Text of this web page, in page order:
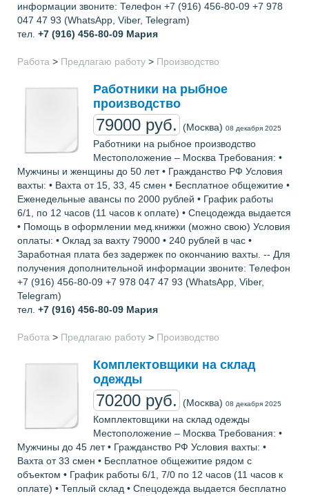
информации звоните: Телефон +7 (916) 456-80-09 +7 978
047 47 93 (WhatsApp, Viber, Telegram)
тел. +7 (916) 456-80-09 Мария
Работа > Предлагаю работу > Производство
Работники на рыбное
производство
79000 руб. (Москва) 08 декабря 2025
Работники на рыбное производство
Местоположение – Москва Требования: •
Мужчины и женщины до 50 лет • Гражданство РФ Условия
вахты: • Вахта от 15, 33, 45 смен • Бесплатное общежитие •
Еженедельные авансы по 2000 рублей • График работы
6/1, по 12 часов (11 часов к оплате) • Спецодежда выдается
• Помощь в оформлении мед.книжки (можно свою) Условия
оплаты: • Оклад за вахту 79000 • 240 рублей в час •
Заработная плата без задержек по окончанию вахты. -- Для
получения дополнительной информации звоните: Телефон
+7 (916) 456-80-09 +7 978 047 47 93 (WhatsApp, Viber,
Telegram)
тел. +7 (916) 456-80-09 Мария
Работа > Предлагаю работу > Производство
Комплектовщики на склад
одежды
70200 руб. (Москва) 08 декабря 2025
Комплектовщики на склад одежды
Местоположение – Москва Требования: •
Мужчины до 45 лет • Гражданство РФ Условия вахты: •
Вахта от 33 смен • Бесплатное общежитие рядом с
объектом • График работы 6/1, 7/0 по 12 часов (11 часов к
оплате) • Теплый склад • Спецодежда выдается бесплатно